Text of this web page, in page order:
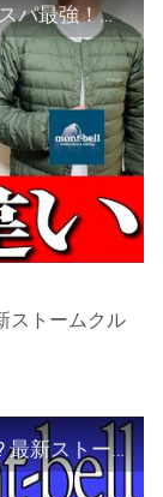
【ワークマン,モンベル,ユニクロ】コスパ最強！インナーダウンジャケットをプロが徹底解説
ストームクル
【モンベル】ゴアテックス完全撤退!? 最新ストームクルーザーから生地プロが徹底予想！